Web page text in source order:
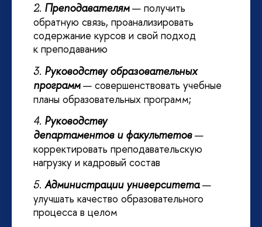
2. Преподавателям — получить
обратную связь, проанализировать
содержание курсов и свой подход
к преподаванию
3. Руководству образовательных
программ— совершенствовать учебные
планы образовательных программ;
4. Руководству
департаментов и факультетов —
корректировать преподавательскую
нагрузку и кадровый состав
5. Администрации университета—
улучшать качество образовательного
процесса в целом